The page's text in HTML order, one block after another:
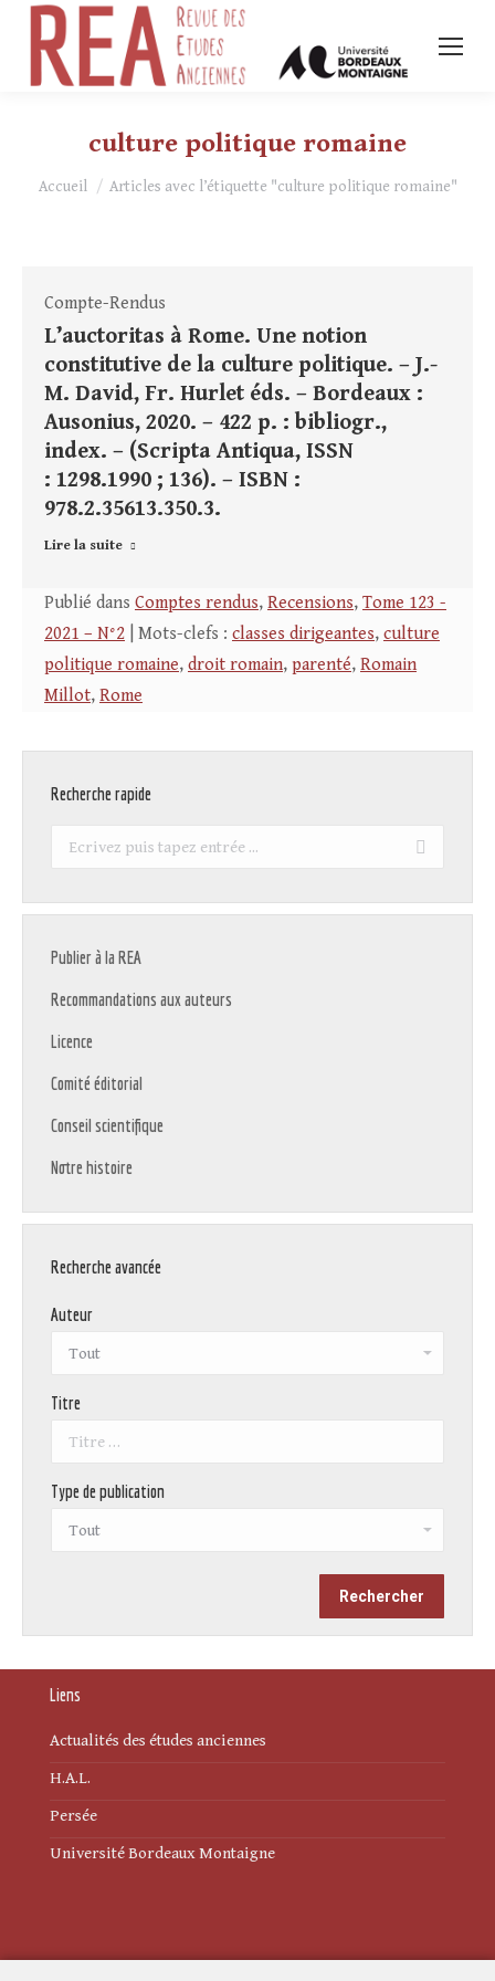
culture politique romaine
Vous êtes ici :
Accueil Articles avec l’étiquette "culture politique romaine"
Compte-Rendus
L’auctoritas à Rome. Une notion
constitutive de la culture politique. – J.-
M. David, Fr. Hurlet éds. – Bordeaux :
Ausonius, 2020. – 422 p. : bibliogr.,
index. – (Scripta Antiqua, ISSN
: 1298.1990 ; 136). – ISBN :
978.2.35613.350.3.
Lire la suite
Publié dans Comptes rendus, Recensions, Tome 123 -
2021 – N°2 | Mots-clefs : classes dirigeantes, culture
politique romaine, droit romain, parenté, Romain
Millot, Rome
Recherche rapide
Recherche
Publier à la REA
Recommandations aux auteurs
Licence
Comité éditorial
Conseil scientifique
Notre histoire
Recherche avancée
Auteur
Titre
Type de publication
Liens
Actualités des études anciennes
H.A.L.
Persée
Université Bordeaux Montaigne